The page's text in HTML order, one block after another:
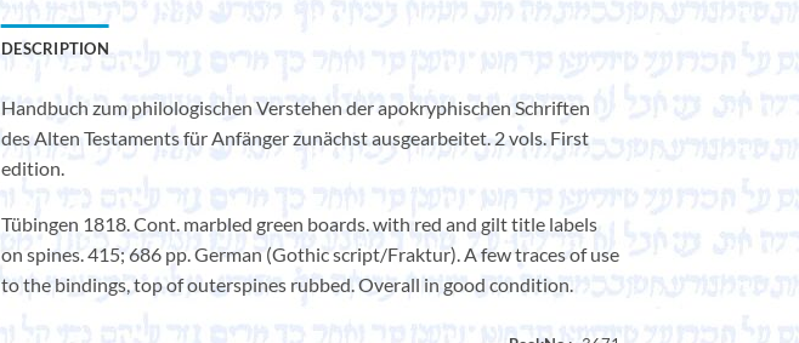
DESCRIPTION
Handbuch zum philologischen Verstehen der apokryphischen Schriften
des Alten Testaments für Anfänger zunächst ausgearbeitet. 2 vols. First
edition.
Tübingen 1818. Cont. marbled green boards. with red and gilt title labels
on spines. 415; 686 pp. German (Gothic script/Fraktur). A few traces of use
to the bindings, top of outerspines rubbed. Overall in good condition.